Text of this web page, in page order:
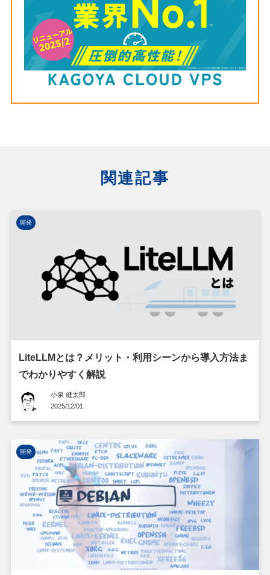
関連記事
開発
LiteLLMとは？メリット・利用シーンから導入方法ま
でわかりやすく解説
小泉 健太郎
2025/12/01
開発